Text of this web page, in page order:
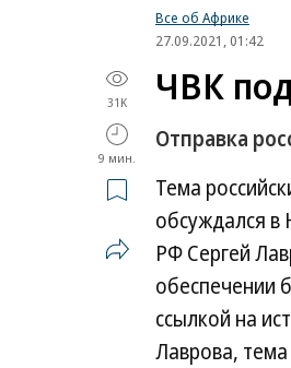
Все об Африке
27.09.2021, 01:42
31K
9 мин.
ЧВК
Отправка
Тема
обсуждался
РФ Сергей
обеспечении
ссылкой на
Лаврова,